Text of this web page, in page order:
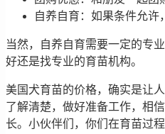
自养自育：如果条件允许
当然，自养自育需要一定的专
好还是找专业的育苗机构。
美国犬育苗的价格，确实是让
了解清楚，做好准备工作，相
长。小伙伴们，你们在育苗过